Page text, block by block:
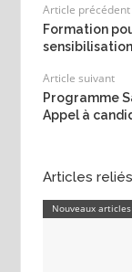
Article précédent
Formation
Article suivant
Programme
Appel à
Articles reliés
Nouveaux articles